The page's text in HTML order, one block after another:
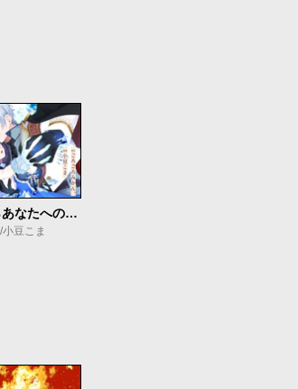
記憶を失ったらあなたへの恋心も消えました。
豆こま